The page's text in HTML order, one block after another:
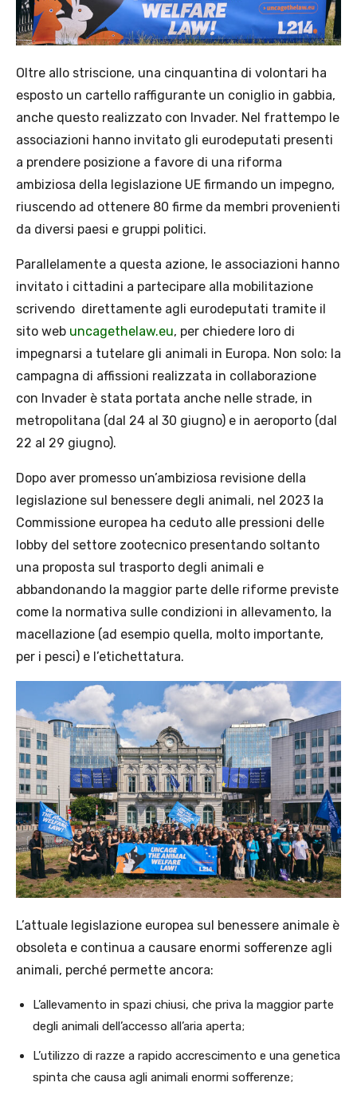
Oltre allo striscione, una cinquantina di volontari ha
esposto un cartello raffigurante un coniglio in gabbia,
anche questo realizzato con Invader. Nel frattempo le
associazioni hanno invitato gli eurodeputati presenti
a prendere posizione a favore di una riforma
ambiziosa della legislazione UE firmando un impegno,
riuscendo ad ottenere 80 firme da membri provenienti
da diversi paesi e gruppi politici.
Parallelamente a questa azione, le associazioni hanno
invitato i cittadini a partecipare alla mobilitazione
scrivendo direttamente agli eurodeputati tramite il
sito web uncagethelaw.eu, per chiedere loro di
impegnarsi a tutelare gli animali in Europa. Non solo: la
campagna di affissioni realizzata in collaborazione
con Invader è stata portata anche nelle strade, in
metropolitana (dal 24 al 30 giugno) e in aeroporto (dal
22 al 29 giugno).
Dopo aver promesso un’ambiziosa revisione della
legislazione sul benessere degli animali, nel 2023 la
Commissione europea ha ceduto alle pressioni delle
lobby del settore zootecnico presentando soltanto
una proposta sul trasporto degli animali e
abbandonando la maggior parte delle riforme previste
come la normativa sulle condizioni in allevamento, la
macellazione (ad esempio quella, molto importante,
per i pesci) e l’etichettatura.
L’attuale legislazione europea sul benessere animale è
obsoleta e continua a causare enormi sofferenze agli
animali, perché permette ancora:
L’allevamento in spazi chiusi, che priva la maggior parte
degli animali dell’accesso all’aria aperta;
L’utilizzo di razze a rapido accrescimento e una genetica
spinta che causa agli animali enormi sofferenze;